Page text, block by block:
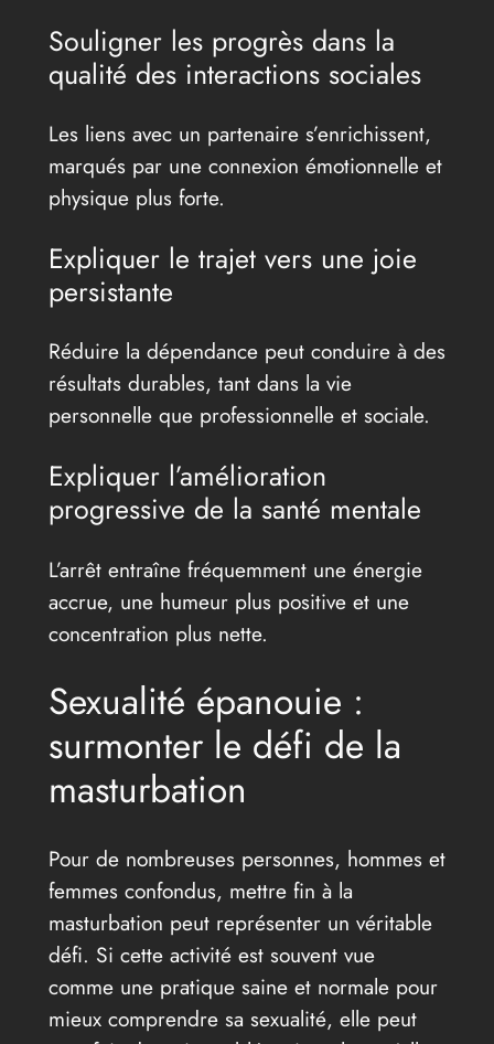
Souligner les progrès dans la
qualité des interactions sociales
Les liens avec un partenaire s’enrichissent,
marqués par une connexion émotionnelle et
physique plus forte.
Expliquer le trajet vers une joie
persistante
Réduire la dépendance peut conduire à des
résultats durables, tant dans la vie
personnelle que professionnelle et sociale.
Expliquer l’amélioration
progressive de la santé mentale
L’arrêt entraîne fréquemment une énergie
accrue, une humeur plus positive et une
concentration plus nette.
Sexualité épanouie :
surmonter le défi de la
masturbation
Pour de nombreuses personnes, hommes et
femmes confondus, mettre fin à la
masturbation peut représenter un véritable
défi. Si cette activité est souvent vue
comme une pratique saine et normale pour
mieux comprendre sa sexualité, elle peut